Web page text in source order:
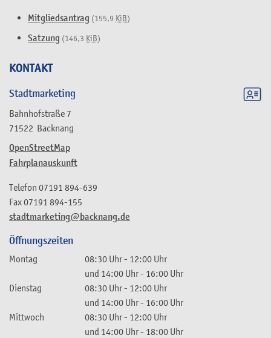
Mitgliedsantrag (155,9 KiB)
Satzung (146,3 KiB)
KONTAKT
Stadtmarketing
Bahnhofstraße 7
71522 Backnang
OpenStreetMap
Fahrplanauskunft
stadtmarketing@backnang.de
Telefon 07191 894-639
Fax07191 894-155
Öffnungszeiten
Montag 08:30 Uhr- 12:00 Uhr
und 14:00 Uhr- 16:00 Uhr
Dienstag
08:30 Uhr- 12:00 Uhr
und 14:00 Uhr- 16:00 Uhr
Mittwoch
08:30 Uhr- 12:00 Uhr
und 14:00 Uhr- 18:00 Uhr